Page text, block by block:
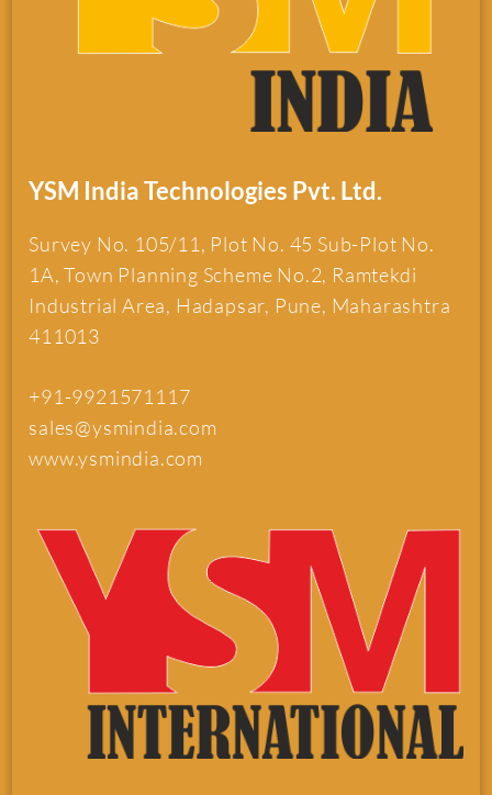
YSM India Technologies Pvt. Ltd.
Survey No. 105/11, Plot No. 45 Sub-Plot No.
1A, Town Planning Scheme No.2, Ramtekdi
Industrial Area, Hadapsar, Pune, Maharashtra
411013
+91-9921571117
sales@ysmindia.com
www.ysmindia.com